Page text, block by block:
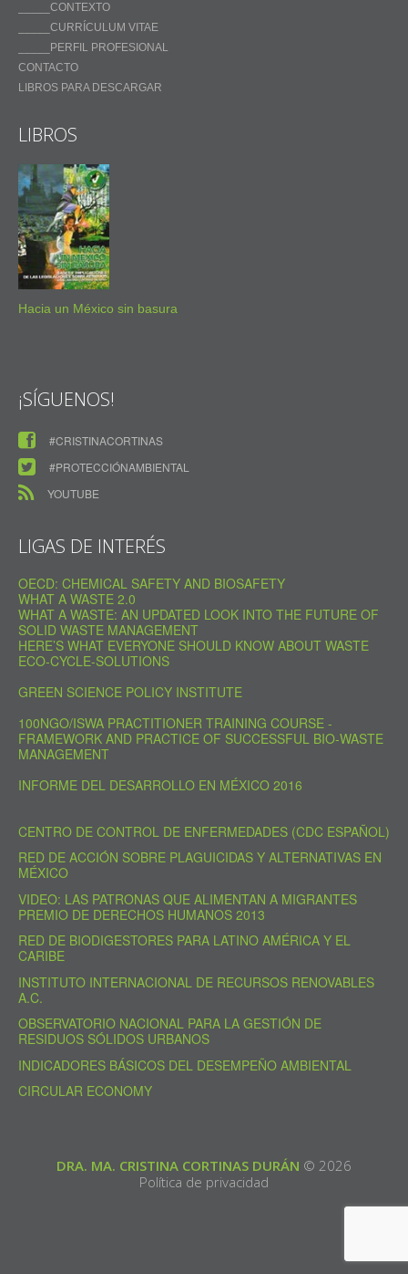
_____CONTEXTO
_____CURRÍCULUM VITAE
_____PERFIL PROFESIONAL
CONTACTO
LIBROS PARA DESCARGAR
LIBROS
Hacia un México sin basura
¡SÍGUENOS!
#CRISTINACORTINAS
#PROTECCIÓNAMBIENTAL
YOUTUBE
LIGAS DE INTERÉS
OECD: CHEMICAL SAFETY AND BIOSAFETY
WHAT A WASTE 2.0
WHAT A WASTE: AN UPDATED LOOK INTO THE FUTURE OF
SOLID WASTE MANAGEMENT
HERE’S WHAT EVERYONE SHOULD KNOW ABOUT WASTE
ECO-CYCLE-SOLUTIONS
GREEN SCIENCE POLICY INSTITUTE
100NGO/ISWA PRACTITIONER TRAINING COURSE -
FRAMEWORK AND PRACTICE OF SUCCESSFUL BIO-WASTE
MANAGEMENT
INFORME DEL DESARROLLO EN MÉXICO 2016
CENTRO DE CONTROL DE ENFERMEDADES (CDC ESPAÑOL)
RED DE ACCIÓN SOBRE PLAGUICIDAS Y ALTERNATIVAS EN
MÉXICO
VIDEO: LAS PATRONAS QUE ALIMENTAN A MIGRANTES
PREMIO DE DERECHOS HUMANOS 2013
RED DE BIODIGESTORES PARA LATINO AMÉRICA Y EL
CARIBE
INSTITUTO INTERNACIONAL DE RECURSOS RENOVABLES
A.C.
OBSERVATORIO NACIONAL PARA LA GESTIÓN DE
RESIDUOS SÓLIDOS URBANOS
INDICADORES BÁSICOS DEL DESEMPEÑO AMBIENTAL
CIRCULAR ECONOMY
DRA. MA. CRISTINA CORTINAS DURÁN © 2026
Política de privacidad